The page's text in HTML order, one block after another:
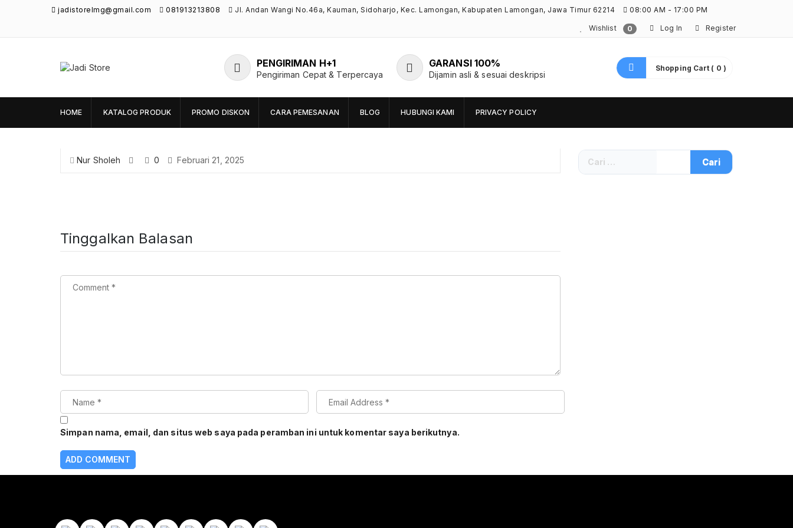
jadistorelmg@gmail.com 081913213808 Jl. Andan Wangi No.46a, Kauman, Sidoharjo, Kec. Lamongan, Kabupaten Lamongan, Jawa Timur 62214 08:00 AM - 17:00 PM
Wishlist 0 Log In Register
Unik di Lamongan
PENGIRIMAN H+1
Pengiriman Cepat & Terpercaya
GARANSI 100%
Dijamin asli & sesuai deskripsi
Shopping Cart ( 0 )
HOME KATALOG PRODUK PROMO DISKON CARA PEMESANAN BLOG HUBUNGI KAMI PRIVACY POLICY
Nur Sholeh 0 Februari 21, 2025
Tinggalkan Balasan
Simpan nama, email, dan situs web saya pada peramban ini untuk komentar saya berikutnya.
Cari
untuk: